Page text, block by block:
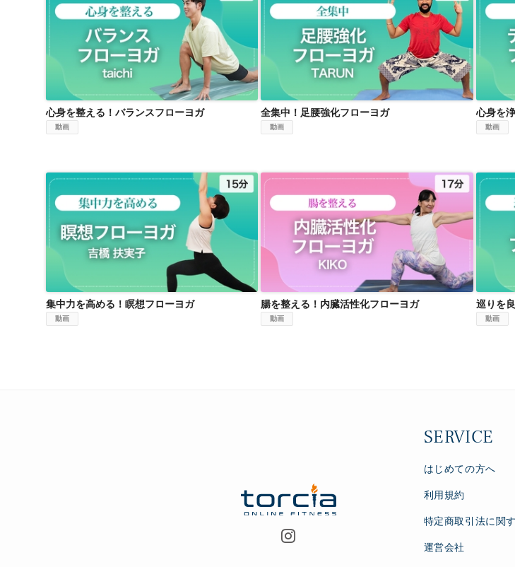
心身を整える！バランスフローヨガ
心身を整える！バランスフローヨガ
動画
全集中！足腰強化フローヨガ
全集中！足腰強化フローヨガ
動画
心身を
動画
集中力を高める！瞑想フローヨガ
集中力を高める！瞑想フローヨガ
動画
腸を整える！内臓活性化フローヨガ
腸を整える！内臓活性化フローヨガ
動画
巡りを
動画
SERVICE
はじめての方へ
利用規約
特定商取引法に関
運営会社